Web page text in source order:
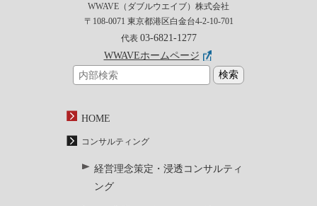
WWAVE（ダブルウエイブ）株式会社
〒108-0071 東京都港区白金台4-2-10-701
代表 03-6821-1277
WWAVEホームページ
HOME
コンサルティング
経営理念策定・浸透コンサルティ
ング